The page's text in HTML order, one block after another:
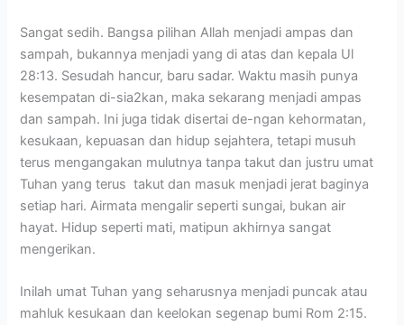
Sangat sedih. Bangsa pilihan Allah menjadi ampas dan
sampah, bukannya menjadi yang di atas dan kepala Ul
28:13. Sesudah hancur, baru sadar. Waktu masih punya
kesempatan di-sia2kan, maka sekarang menjadi ampas
dan sampah. Ini juga tidak disertai de-ngan kehormatan,
kesukaan, kepuasan dan hidup sejahtera, tetapi musuh
terus mengangakan mulutnya tanpa takut dan justru umat
Tuhan yang terus takut dan masuk menjadi jerat baginya
setiap hari. Airmata mengalir seperti sungai, bukan air
hayat. Hidup seperti mati, matipun akhirnya sangat
mengerikan.
Inilah umat Tuhan yang seharusnya menjadi puncak atau
mahluk kesukaan dan keelokan segenap bumi Rom 2:15.